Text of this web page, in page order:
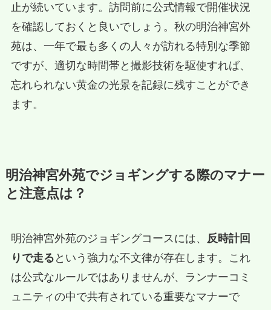
止が続いています。訪問前に公式情報で開催状況
を確認しておくと良いでしょう。秋の明治神宮外
苑は、一年で最も多くの人々が訪れる特別な季節
ですが、適切な時間帯と撮影技術を駆使すれば、
忘れられない黄金の光景を記録に残すことができ
ます。
明治神宮外苑でジョギングする際のマナー
と注意点は？
明治神宮外苑のジョギングコースには、
反時計回
りで走る という強力な不文律が存在します。これ
は公式なルールではありませんが、ランナーコミ
ュニティの中で共有されている重要なマナーで